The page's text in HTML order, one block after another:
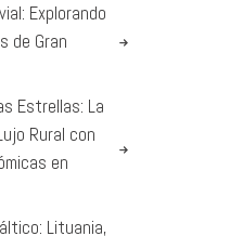
Explorando
de Gran
Estrellas: La
Rural con
en
Lituania,